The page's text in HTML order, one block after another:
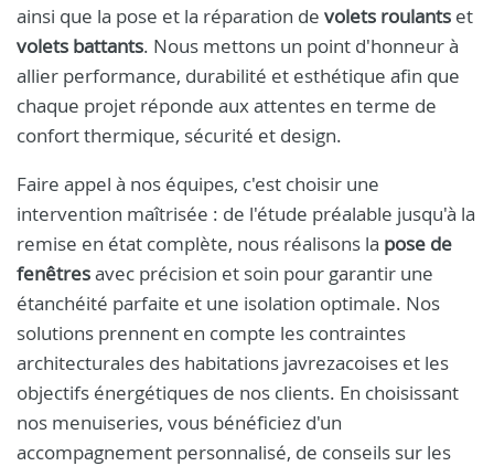
ainsi que la pose et la réparation de volets roulants et
volets battants. Nous mettons un point d'honneur à
allier performance, durabilité et esthétique afin que
chaque projet réponde aux attentes en terme de
confort thermique, sécurité et design.
Faire appel à nos équipes, c'est choisir une
intervention maîtrisée : de l'étude préalable jusqu'à la
remise en état complète, nous réalisons la pose de
fenêtresavec précision et soin pour garantir une
étanchéité parfaite et une isolation optimale. Nos
solutions prennent en compte les contraintes
architecturales des habitations javrezacoises et les
objectifs énergétiques de nos clients. En choisissant
nos menuiseries, vous bénéficiez d'un
accompagnement personnalisé, de conseils sur les